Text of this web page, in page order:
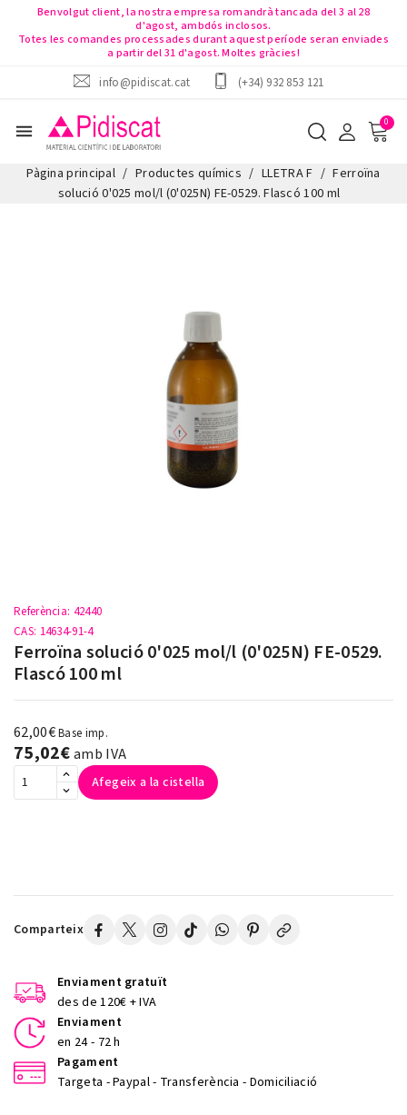
Benvolgut client, la nostra empresa romandrà tancada del 3 al 28
d'agost, ambdós inclosos.
Totes les comandes processades durant aquest període seran enviades
a partir del 31 d'agost. Moltes gràcies!
info@pidiscat.cat
(+34) 932 853 121
menu
Pàgina principal Productes químics LLETRA F
Ferroïna
solució 0'025 mol/l (0'025N) FE-0529. Flascó 100 ml
Referència: 42440
CAS: 14634-91-4
Ferroïna solució 0'025 mol/l (0'025N) FE-0529.
Flascó 100 ml
62,00€Base imp.
75,02€amb IVA
Afegeix a la cistella
Comparteix
Enviament gratuït
des de 120€ + IVA
Enviament
en 24 - 72 h
Pagament
Targeta - Paypal - Transferència - Domiciliació